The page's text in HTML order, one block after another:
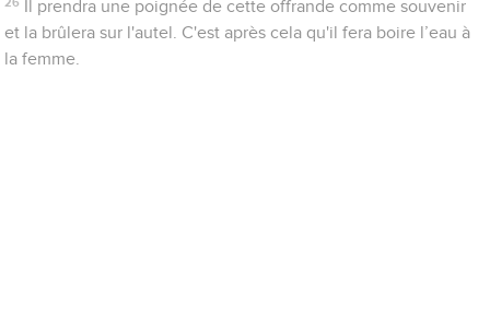
Il prendra une poignée de cette offrande comme souvenir
et la brûlera sur l'autel. C'est après cela qu'il fera boire l’eau à
la femme.